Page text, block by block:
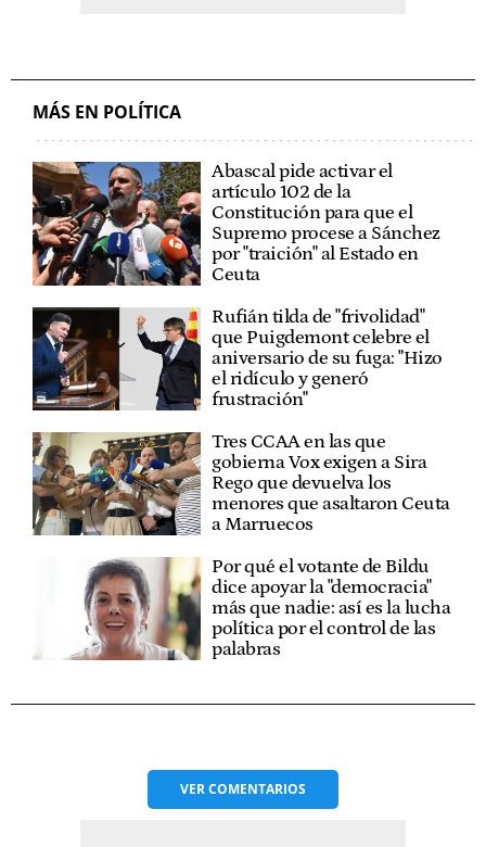
MÁS EN POLÍTICA
Abascal pide activar el
artículo 102 de la
Constitución para que el
Supremo procese a Sánchez
por "traición" al Estado en
Ceuta
Rufián tilda de "frivolidad"
que Puigdemont celebre el
aniversario de su fuga: "Hizo
el ridículo y generó
frustración"
Tres CCAA en las que
gobierna Vox exigen a Sira
Rego que devuelva los
menores que asaltaron Ceuta
a Marruecos
Por qué el votante de Bildu
dice apoyar la "democracia"
más que nadie: así es la lucha
política por el control de las
palabras
VERCOMENTARIOS